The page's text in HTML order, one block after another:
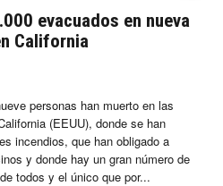
evacuados en nueva
California
personas han muerto en las
(EEUU), donde se han
incendios, que han obligado a
y donde hay un gran número de
todos y el único que por...